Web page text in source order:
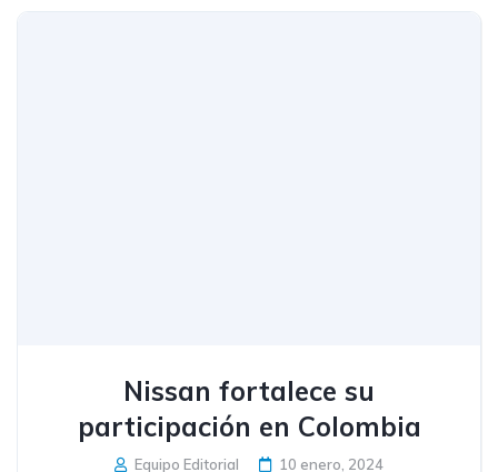
Nissan fortalece su
participación en Colombia
Equipo Editorial 10 enero, 2024